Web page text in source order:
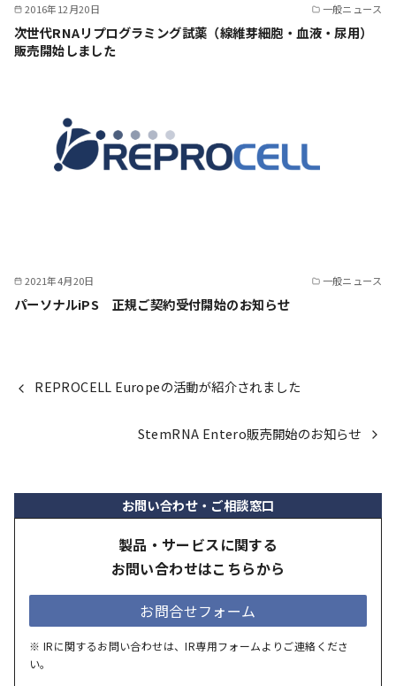
2016年12月20日 一般ニュース
次世代RNAリプログラミング試薬（線維芽細胞・血液・尿用）
販売開始しました
2021年4月20日 一般ニュース
パーソナルiPS 正規ご契約受付開始のお知らせ
REPROCELL Europeの活動が紹介されました
StemRNA Entero販売開始のお知らせ
お問い合わせ・ご相談窓口
製品・サービスに関する
お問い合わせはこちらから
お問合せフォーム
※ IRに関するお問い合わせは、IR専用フォームよりご連絡くださ
い。